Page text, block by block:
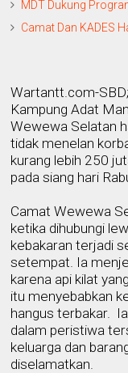
MDT Dukung
Camat Dan KADES
Wartantt.com-
KampungAdat
Wewewa Selatan
tidak menelan
kurang lebih 250
pada siang hari
Camat Wewewa
ketika dihubungi
kebakaran terjadi
setempat. Ia
karena api kilat
itu menyebabkan
hangus terbakar.
dalam peristiwa
keluarga dan
diselamatkan.